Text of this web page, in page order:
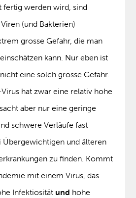
fertig werden wird, sind
(und Bakterien)
grosse Gefahr, die man
kann. Nur eben ist
eine solch grosse Gefahr.
hat zwar eine relativ hohe
aber nur eine geringe
schwere Verläufe fast
Übergewichtigen und älteren
zu finden. Kommt
mit einem Virus, das
Infektiosität und hohe